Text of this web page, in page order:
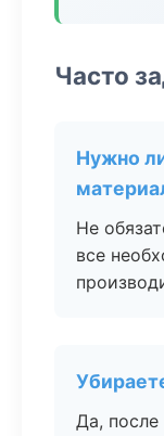
Часто
Нужно
Не
все
Да, после